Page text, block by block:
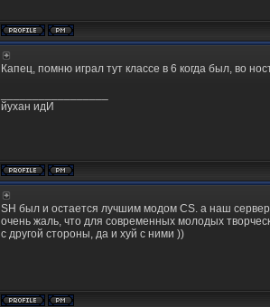
Капец, помню играл тут классе в 6 когда был, во
йухан идИ
SH был и остается лучшим модом CS. а наш
очень жаль, что для современных молодых
с другой стороны, да и хуй с ними ))